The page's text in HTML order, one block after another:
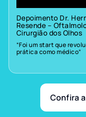
Depoimento Dr.
Resende –
Cirurgião dos Olhos
“Foi um start que
prática como médico”
Confira